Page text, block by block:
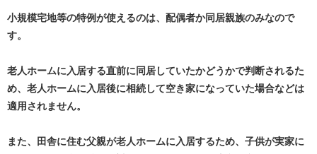
小規模宅地等の特例が使えるのは、配偶者か同居親族のみなので
す。
老人ホームに入居する直前に同居していたかどうかで判断されるた
め、老人ホームに入居後に相続して空き家になっていた場合などは
適用されません。
また、田舎に住む父親が老人ホームに入居するため、子供が実家に